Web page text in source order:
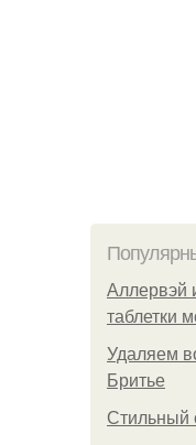
Аллервэй
таблетки
Удаляем
Бритье
Стильный